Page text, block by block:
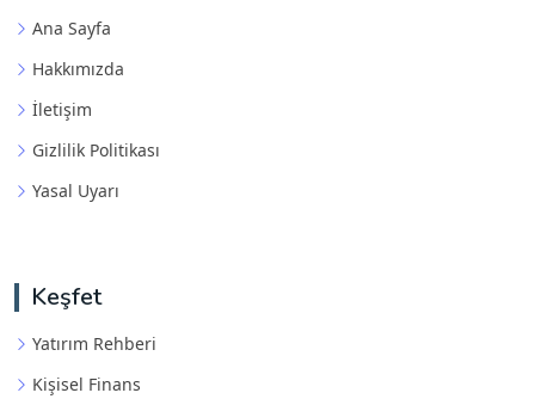
Ana Sayfa
Hakkımızda
İletişim
Gizlilik Politikası
Yasal Uyarı
Keşfet
Yatırım Rehberi
Kişisel Finans